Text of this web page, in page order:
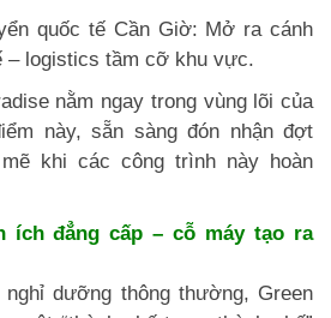
quốc tế Cần Giờ: Mở ra cánh
– logistics tầm cỡ khu vực.
nằm ngay trong vùng lõi của
này, sẵn sàng đón nhận đợt
mẽ khi các công trình này hoàn
ích đẳng cấp – cỗ máy tạo ra
dưỡng thông thường, Green